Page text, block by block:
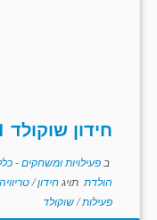
חידון שוקולד 1
ב פעילויות ומשחקים -
הולדת תויגחידון/
פעילות/שוקולד